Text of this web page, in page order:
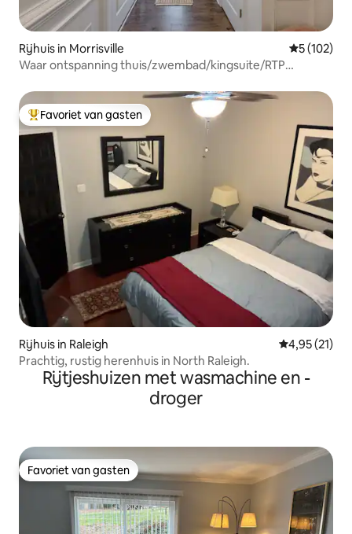
Rijhuis in Morrisville
5 (102)
Waar ontspanning thuis/zwembad/kingsuite/RTP
Topfavoriet van gasten
Favoriet van gasten
Rijhuis in Raleigh Gemiddelde
4,95 (21)
Prachtig, rustig herenhuis in North Raleigh.
Rijtjeshuizen met wasmachine en -
droger
Favoriet van gasten
Favoriet van gasten